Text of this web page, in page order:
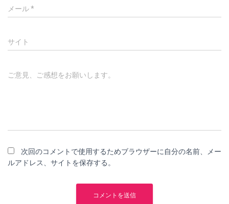
メール*
サイト
ご意見、ご感想をお願いします。
次回のコメントで使用するためブラウザーに自分の名前、メー
ルアドレス、サイトを保存する。